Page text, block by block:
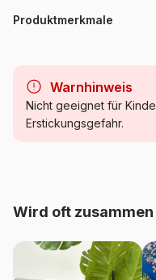
Produktmerkmale
Kategorie
Warnhinweis
Nicht geeignet für
Erstickungsgefahr.
Wird oft